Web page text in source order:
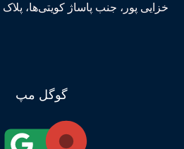
خزایی پور، جنب پاساژ کویتی‌ها، پلاک ۱۶۱، طبقه دوم
گوگل مپ